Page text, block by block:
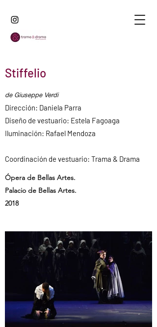
Stiffelio
de Giuseppe Verdi
Dirección: Daniela Parra
Diseño de vestuario: Estela Fagoaga
Iluminación: Rafael Mendoza
Coordinación de vestuario: Trama & Drama
Ópera de Bellas Artes.
Palacio de Bellas Artes.
2018